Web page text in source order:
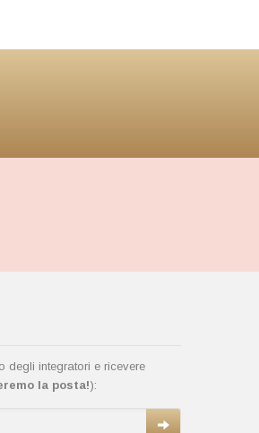
degli integratori e ricevere
la posta!):